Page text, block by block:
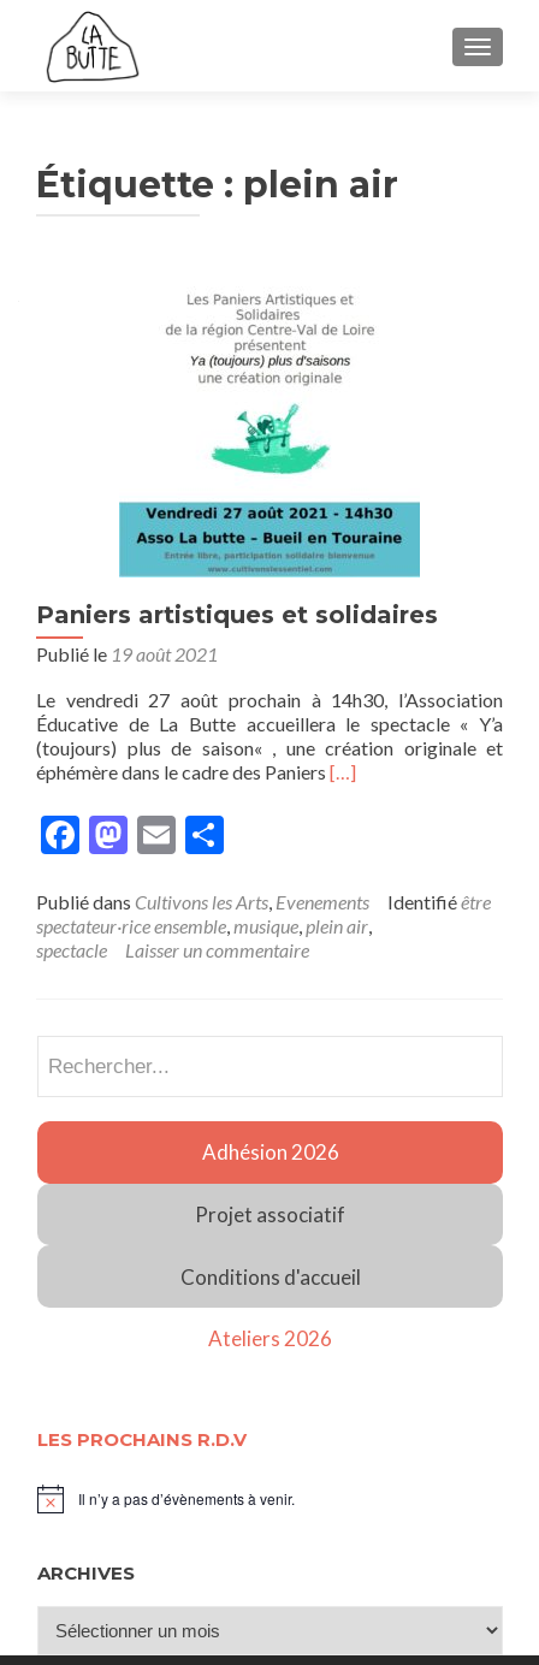
Étiquette : plein air
Paniers artistiques et solidaires
Publié le 19 août 2021
Le vendredi 27 août prochain à 14h30, l’Association
Éducative de La Butte accueillera le spectacle « Y’a
(toujours) plus de saison« , une création originale et
éphémère dans le cadre des Paniers En
solidaires
[…]
Facebook
Mastodon
Email
Publié dans Cultivons les Arts, Evenements Identifiéêtre
spectateur·rice ensemble,musique,plein air,
spectacle
Laisser un commentaire
Adhésion 2026
Projet associatif
Conditions d'accueil
Ateliers 2026
LES PROCHAINS R.D.V
Notice Il n’y a pas d’évènements à venir.
ARCHIVES